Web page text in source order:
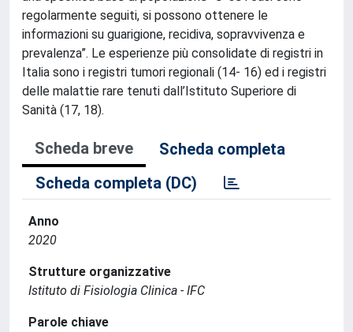
regolarmente seguiti, si possono ottenere le
informazioni su guarigione, recidiva, sopravvivenza e
prevalenza”. Le esperienze più consolidate di registri in
Italia sono i registri tumori regionali (14- 16) ed i registri
delle malattie rare tenuti dall’Istituto Superiore di
Sanità (17, 18).
Scheda breve
Scheda completa
Scheda completa (DC)
Anno
2020
Strutture organizzative
Istituto di Fisiologia Clinica - IFC
Parole chiave